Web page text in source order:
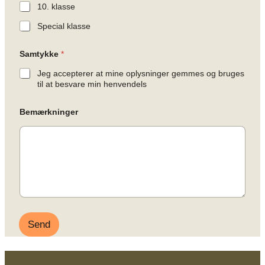
10. klasse
Special klasse
Samtykke *
Jeg accepterer at mine oplysninger gemmes og bruges
til at besvare min henvendels
Bemærkninger
Send